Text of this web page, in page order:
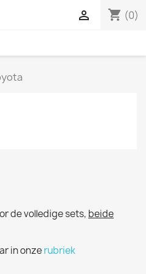
shopping_cart (0)

de volledige sets, beide
in onzerubriek